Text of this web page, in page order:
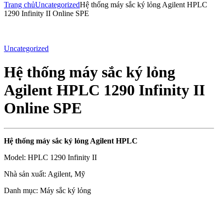
Trang chủUncategorizedHệ thống máy sắc ký lỏng Agilent HPLC
1290 Infinity II Online SPE
Uncategorized
Hệ thống máy sắc ký lỏng
Agilent HPLC 1290 Infinity II
Online SPE
Hệ thống máy sắc ký lỏng Agilent HPLC
Model: HPLC 1290 Infinity II
Nhà sản xuất: Agilent, Mỹ
Danh mục: Máy sắc ký lỏng